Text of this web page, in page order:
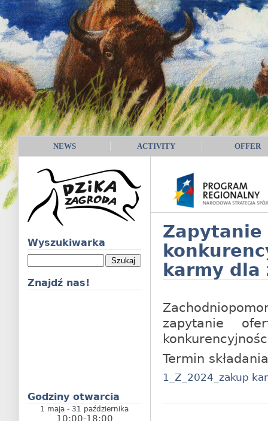
NEWS ACTIVITY OFFER
Wyszukiwarka
Znajdź nas!
Godziny otwarcia
1 maja - 31 października
10:00-18:00
karmy dla
zapytanie
Termin
1_Z_2024_zakup